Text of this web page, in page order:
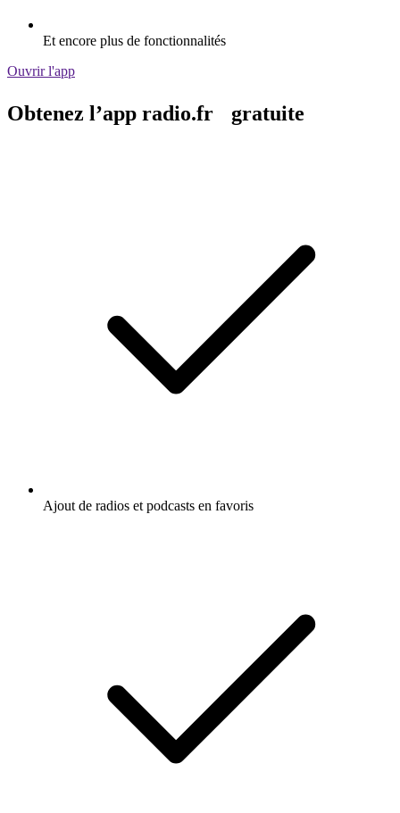
Et encore plus de fonctionnalités
Ouvrir l'app
Obtenez l’app radio.fr gratuite
Ajout de radios et podcasts en favoris